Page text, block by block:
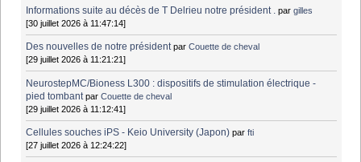
Informations suite au décès de T Delrieu notre président . pargilles
[30 juillet 2026 à 11:47:14]
Des nouvelles de notre président parCouette de cheval
[29 juillet 2026 à 11:21:21]
NeurostepMC/Bioness L300 : dispositifs de stimulation électrique -
pied tombant parCouette de cheval
[29 juillet 2026 à 11:12:41]
Cellules souches iPS - Keio University (Japon) parfti
[27 juillet 2026 à 12:24:22]